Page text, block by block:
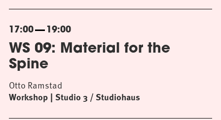
17:00 19:00
WS 09: Material for the
Spine
Workshop Studio 3 / Studiohaus
Otto Ramstad